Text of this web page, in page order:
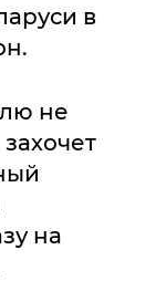
в
не
на